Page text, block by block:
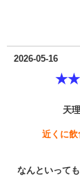
2026-05-16
★★
天
近くに
なんといって